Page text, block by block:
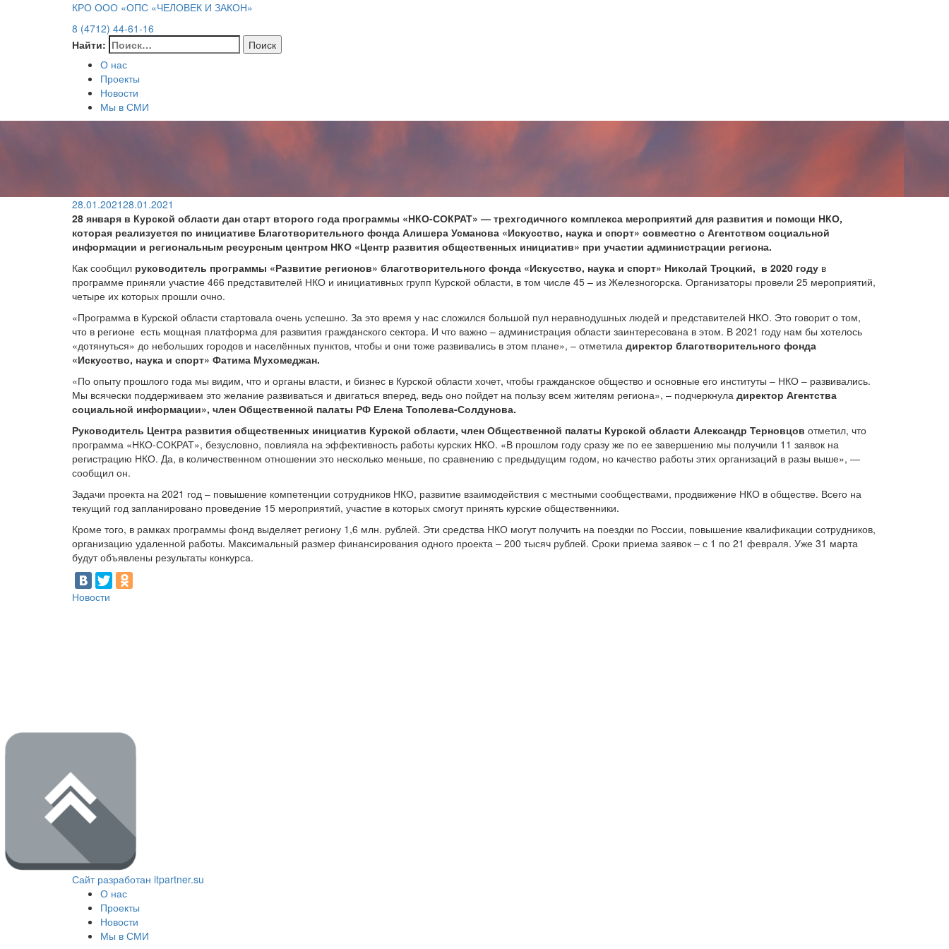
КРО ООО «ОПС «ЧЕЛОВЕК И ЗАКОН»
8 (4712) 44-61-16
Найти:
О нас
Проекты
Новости
Мы в СМИ
28.01.202128.01.2021
28 января в Курской области дан старт второго года программы «НКО-СОКРАТ» — трехгодичного комплекса мероприятий для развития и помощи НКО,
которая реализуется по инициативе Благотворительного фонда Алишера Усманова «Искусство, наука и спорт» совместно с Агентством социальной
информации и региональным ресурсным центром НКО «Центр развития общественных инициатив» при участии администрации региона.
Как сообщил руководитель программы «Развитие регионов» благотворительного фонда «Искусство, наука и спорт» Николай Троцкий, в 2020 году в
программе приняли участие 466 представителей НКО и инициативных групп Курской области, в том числе 45 – из Железногорска. Организаторы провели 25 мероприятий,
четыре их которых прошли очно.
«Программа в Курской области стартовала очень успешно. За это время у нас сложился большой пул неравнодушных людей и представителей НКО. Это говорит о том,
что в регионе есть мощная платформа для развития гражданского сектора. И что важно – администрация области заинтересована в этом. В 2021 году нам бы хотелось
«дотянуться» до небольших городов и населённых пунктов, чтобы и они тоже развивались в этом плане», – отметила директор благотворительного фонда
«Искусство, наука и спорт» Фатима Мухомеджан.
«По опыту прошлого года мы видим, что и органы власти, и бизнес в Курской области хочет, чтобы гражданское общество и основные его институты – НКО – развивались.
Мы всячески поддерживаем это желание развиваться и двигаться вперед, ведь оно пойдет на пользу всем жителям региона», – подчеркнула директор Агентства
социальной информации», член Общественной палаты РФ Елена Тополева-Солдунова.
Руководитель Центра развития общественных инициатив Курской области, член Общественной палаты Курской области Александр Терновцов отметил, что
программа «НКО-СОКРАТ», безусловно, повлияла на эффективность работы курских НКО. «В прошлом году сразу же по ее завершению мы получили 11 заявок на
регистрацию НКО. Да, в количественном отношении это несколько меньше, по сравнению с предыдущим годом, но качество работы этих организаций в разы выше», —
сообщил он.
Задачи проекта на 2021 год – повышение компетенции сотрудников НКО, развитие взаимодействия с местными сообществами, продвижение НКО в обществе. Всего на
текущий год запланировано проведение 15 мероприятий, участие в которых смогут принять курские общественники.
Кроме того, в рамках программы фонд выделяет региону 1,6 млн. рублей. Эти средства НКО могут получить на поездки по России, повышение квалификации сотрудников,
организацию удаленной работы. Максимальный размер финансирования одного проекта – 200 тысяч рублей. Сроки приема заявок – с 1 по 21 февраля. Уже 31 марта
будут объявлены результаты конкурса.
Новости
Сайт разработан itpartner.su
О нас
Проекты
Новости
Мы в СМИ